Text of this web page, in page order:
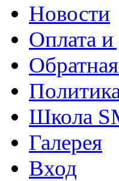
Новости
Оплата и
Школа
Галерея
Вход